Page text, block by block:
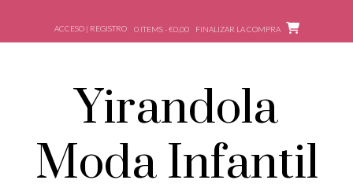
ACCESO | REGISTRO 0 ITEMS - €0,00 FINALIZAR LA COMPRA
Yirandola
Moda Infantil